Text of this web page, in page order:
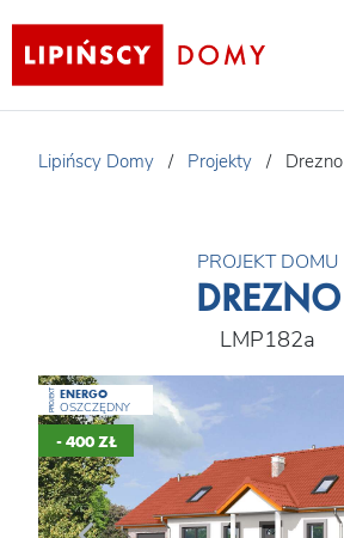
Lipińscy Domy / Projekty / Drezno
PROJEKT DOMU
DREZNO
LMP182a
PROJEKT ENERGO
OSZCZĘDNY
- 400 ZŁ